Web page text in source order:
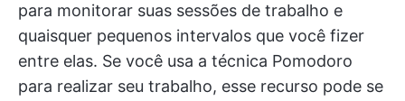
para monitorar suas sessões de trabalho e
quaisquer pequenos intervalos que você fizer
entre elas. Se você usa a técnica Pomodoro
para realizar seu trabalho, esse recurso pode se